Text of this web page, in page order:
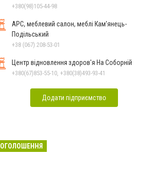
+380(98)105-44-98
АРС, меблевий салон, меблі Кам'янець-
Подільський
+38 (067) 208-53-01
Центр відновлення здоров'я На Соборній
+380(67)853-55-10, +380(38)493-93-41
Додати підприємство
ОГОЛОШЕННЯ